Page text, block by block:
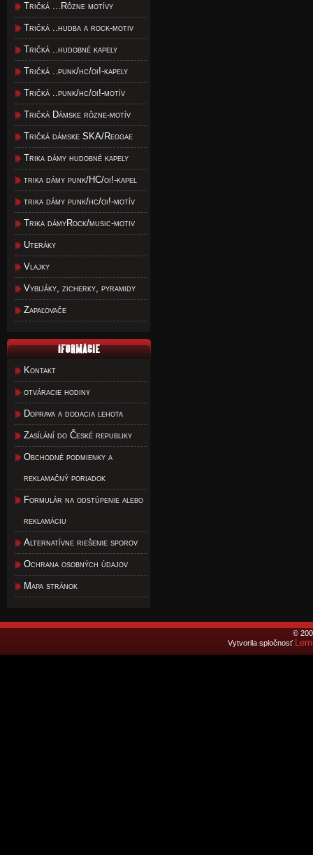
Tričká ...Rôzne motívy
Tričká ..hudba a rock-motiv
Tričká ..hudobné kapely
Tričká ..punk/hc/oi!-kapely
Tričká ..punk/hc/oi!-motív
Tričká Dámske rôzne-motív
Tričká dámske SKA/Reggae
Trika dámy hudobné kapely
trika dámy punk/HC/oi!-kapel
trika dámy punk/hc/oi!-motív
Trika dámyRock/music-motiv
Uteráky
Vlajky
Vybijáky, zicherky, pyramidy
Zapaľovače
Kontakt
otváracie hodiny
Doprava a dodacia lehota
Zasílání do České republiky
Obchodné podmienky a
reklamačný poriadok
Formulár na odstúpenie alebo
reklamáciu
Alternatívne riešenie sporov
Ochrana osobných údajov
Mapa stránok
©
Vytvorila spločnosť